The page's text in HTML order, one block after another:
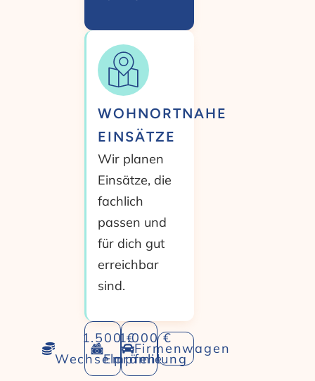
WOHNORTNAHE
EINSÄTZE
Wir planen
Einsätze, die
fachlich
passen und
für dich gut
erreichbar
sind.
1.500 €
Wechselprämie
1.000 €
Empfehlung
Firmenwagen